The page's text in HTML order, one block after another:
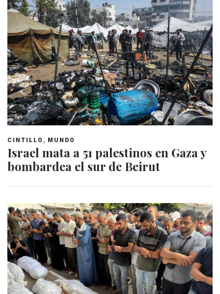
CINTILLO , MUNDO
Israel mata a 51 palestinos en Gaza y
bombardea el sur de Beirut